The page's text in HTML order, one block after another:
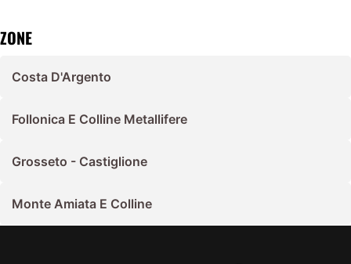
ZONE
Costa D'Argento
Follonica E Colline Metallifere
Grosseto - Castiglione
Monte Amiata E Colline